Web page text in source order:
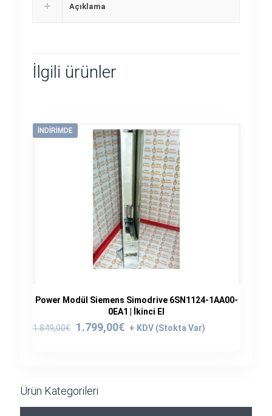
Açıklama
İlgili ürünler
İNDIRIMDE
Power Modül Siemens Simodrive 6SN1124-1AA00-
0EA1 | İkinci El
1.849,00€
Orijinal
1.799,00€
Şu
Ürün Kategorileri